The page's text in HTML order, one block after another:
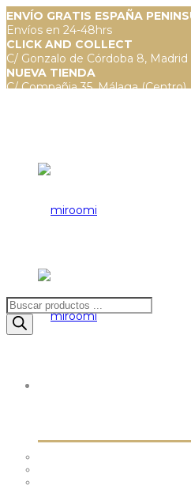
ENVÍO GRATIS ESPAÑA
Envíos en 24-48hrs
CLICK AND COLLECT
C/ Gonzalo de Córdoba 8, Madrid
NUEVA TIENDA
C/ Compañia 35, Málaga (Centro)
Búsqueda
de
productos